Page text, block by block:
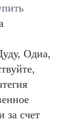
Одиа,
за счет